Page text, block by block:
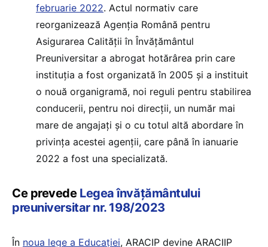
februarie 2022. Actul normativ care
reorganizează Agenția Română pentru
Asigurarea Calității în Învățământul
Preuniversitar a abrogat hotărârea prin care
instituția a fost organizată în 2005 și a instituit
o nouă organigramă, noi reguli pentru stabilirea
conducerii, pentru noi direcții, un număr mai
mare de angajați și o cu totul altă abordare în
privința acestei agenții, care până în ianuarie
2022 a fost una specializată.
Ce prevede Legea învățământului
preuniversitar nr. 198/2023
În noua lege a Educației, ARACIP devine ARACIIP